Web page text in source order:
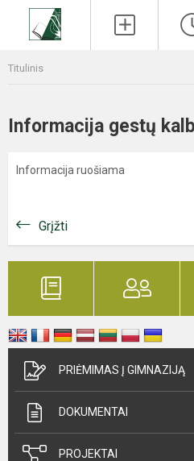
Titulinis
Informacija gestų
Informacija ruošiama
Grįžti
PRIĖMIMAS Į GIMNAZIJĄ
DOKUMENTAI
PROJEKTAI